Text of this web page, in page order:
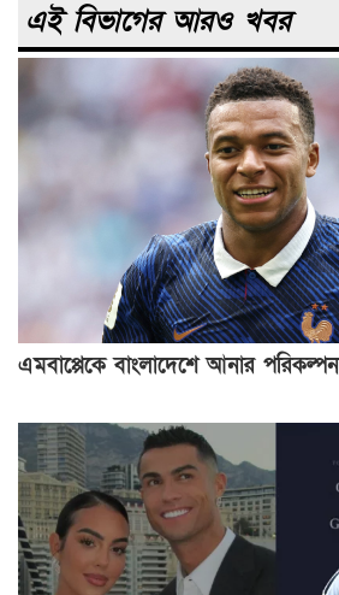
এই বিভাগের আরও খবর
এমবাপ্পেকে বাংলাদেশে আনার